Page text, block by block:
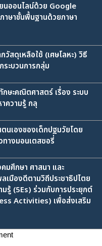
นออนไลน์ด้วย Google
าษาขั้นพื้นฐานด้วยภาษา
สดุเหลือใช้ (เศษโลหะ) วิธี
ะบวนการกลุ่ม
ษะคณิตศาสตร์ เรื่อง ระบบ
ความรู้ กลุ
นเองของเด็กปฐมวัยโดย
ทางมอนเตสซอรี่
มศึกษา ศาสนา และ
เมืองดีตามวิถีประชาธิปไตย
มรู้ (5Es) ร่วมกับการประยุกต์
Activities) เพื่อส่งเสริม